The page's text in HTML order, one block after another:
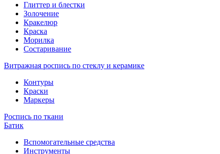
Глиттер и блестки
Золочение
Кракелюр
Краска
Морилка
Состаривание
Витражная роспись по стеклу и керамике
Контуры
Краски
Маркеры
Роспись по ткани
Батик
Вспомогательные средства
Инструменты